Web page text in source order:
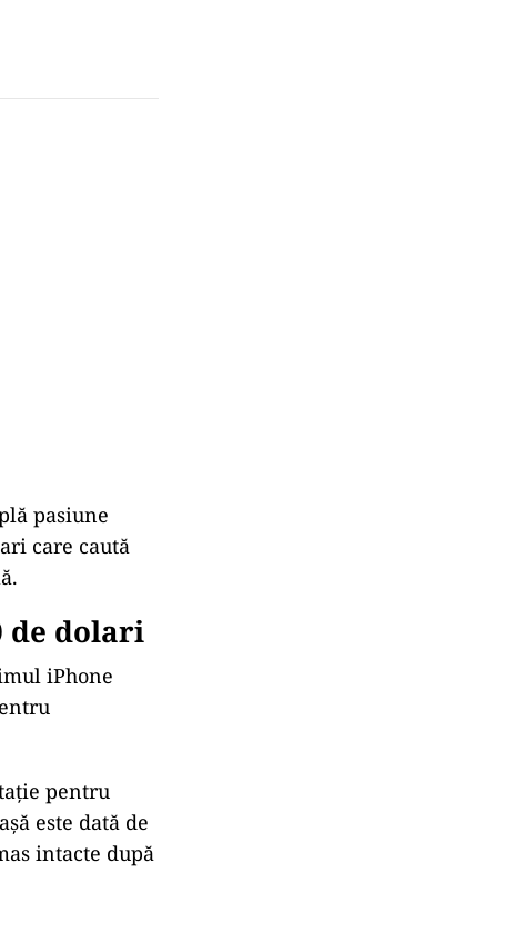
pasiune
care caută
de dolari
iPhone
pentru
este dată de
intacte după